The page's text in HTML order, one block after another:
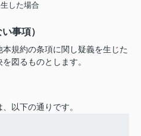
した場合
事項）
規約の条項に関し疑義を生じた
図るものとします。
以下の通りです。